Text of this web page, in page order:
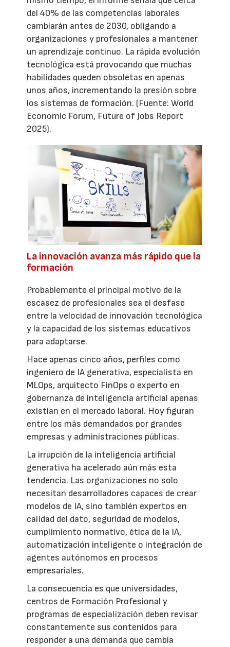
del 40% de las competencias laborales
cambiarán antes de 2030, obligando a
organizaciones y profesionales a mantener
un aprendizaje continuo. La rápida evolución
tecnológica está provocando que muchas
habilidades queden obsoletas en apenas
unos años, incrementando la presión sobre
los sistemas de formación. (Fuente: World
Economic Forum, Future of Jobs Report
2025).
La innovación avanza más rápido que la
formación
Probablemente el principal motivo de la
escasez de profesionales sea el desfase
entre la velocidad de innovación tecnológica
y la capacidad de los sistemas educativos
para adaptarse.
Hace apenas cinco años, perfiles como
ingeniero de IA generativa, especialista en
MLOps, arquitecto FinOps o experto en
gobernanza de inteligencia artificial apenas
existían en el mercado laboral. Hoy figuran
entre los más demandados por grandes
empresas y administraciones públicas.
La irrupción de la inteligencia artificial
generativa ha acelerado aún más esta
tendencia. Las organizaciones no solo
necesitan desarrolladores capaces de crear
modelos de IA, sino también expertos en
calidad del dato, seguridad de modelos,
cumplimiento normativo, ética de la IA,
automatización inteligente o integración de
agentes autónomos en procesos
empresariales.
La consecuencia es que universidades,
centros de Formación Profesional y
programas de especialización deben revisar
constantemente sus contenidos para
responder a una demanda que cambia